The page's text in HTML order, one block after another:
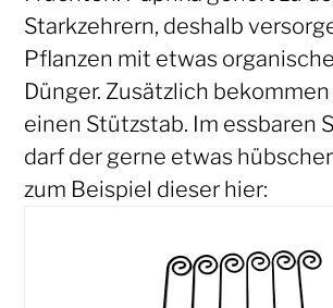
Starkzehrern, deshalb
Pflanzen mit etwas
Dünger. Zusätzlich
einen Stützstab. Im essbaren
darf der gerne etwas
zum Beispiel dieser hier: